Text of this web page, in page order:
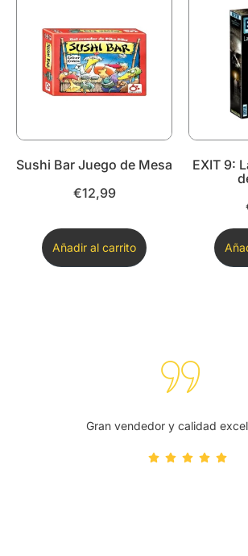
Sushi Bar Juego de Mesa
€12,99
Añadir al carrito
EXIT 9:
Gran vendedor y calidad